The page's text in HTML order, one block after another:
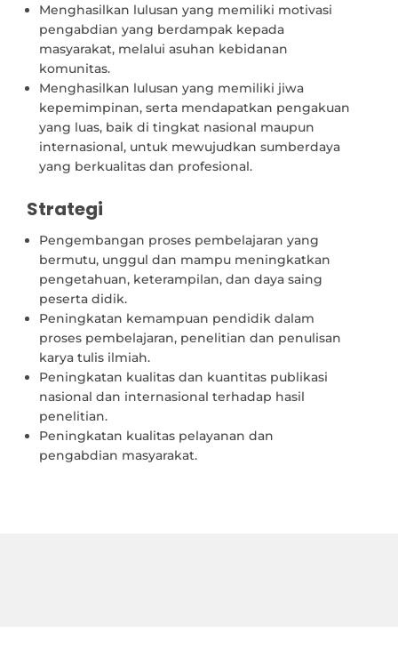
Menghasilkan lulusan yang memiliki motivasi
pengabdian yang berdampak kepada
masyarakat, melalui asuhan kebidanan
komunitas.
Menghasilkan lulusan yang memiliki jiwa
kepemimpinan, serta mendapatkan pengakuan
yang luas, baik di tingkat nasional maupun
internasional, untuk mewujudkan sumberdaya
yang berkualitas dan profesional.
Strategi
Pengembangan proses pembelajaran yang
bermutu, unggul dan mampu meningkatkan
pengetahuan, keterampilan, dan daya saing
peserta didik.
Peningkatan kemampuan pendidik dalam
proses pembelajaran, penelitian dan penulisan
karya tulis ilmiah.
Peningkatan kualitas dan kuantitas publikasi
nasional dan internasional terhadap hasil
penelitian.
Peningkatan kualitas pelayanan dan
pengabdian masyarakat.